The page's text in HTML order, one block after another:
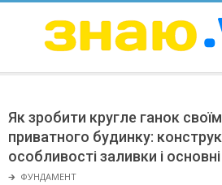
ЗНАЮ
Menu
Як зробити кругле ганок
приватного будинку:
особливості заливки і
🡲 ФУНДАМЕНТ